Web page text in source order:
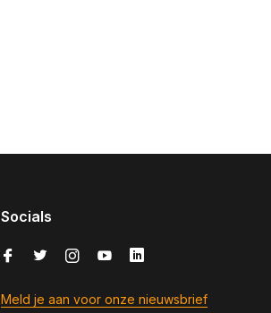
Socials
Meld je aan voor onze nieuwsbrief